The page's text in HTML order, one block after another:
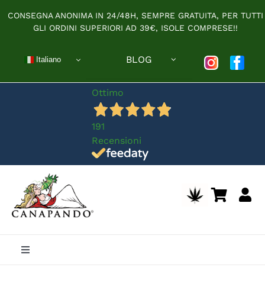
contenuto
CONSEGNA ANONIMA IN 24/48H, SEMPRE GRATUITA, PER TUTTI
GLI ORDINI SUPERIORI AD 39€, ISOLE COMPRESE!!
Italiano BLOG
Ottimo
191
Recensioni
Toggle